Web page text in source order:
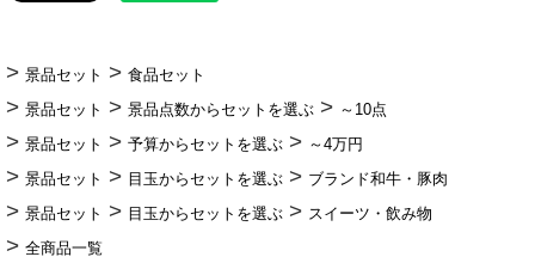
景品セット
食品セット
景品セット
景品点数からセットを選ぶ
～10点
景品セット
予算からセットを選ぶ
～4万円
景品セット
目玉からセットを選ぶ
ブランド和牛・豚肉
景品セット
目玉からセットを選ぶ
スイーツ・飲み物
全商品一覧